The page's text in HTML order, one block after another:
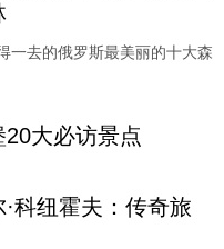
一去的俄罗斯最美丽的十大森
大必访景点
科纽霍夫：传奇旅